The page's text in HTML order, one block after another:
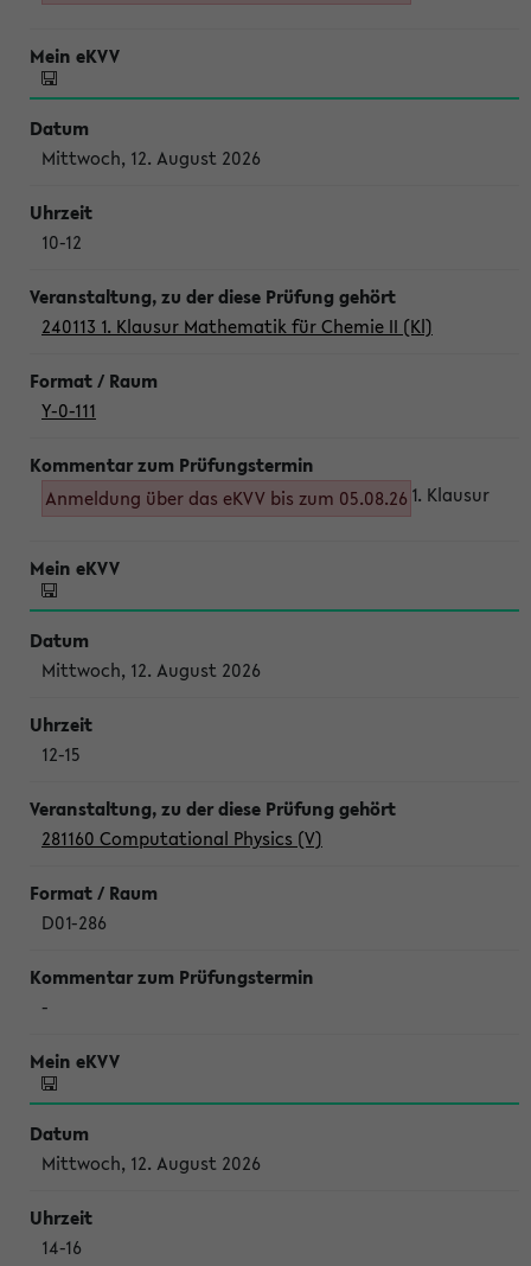
Mittwoch, 12. August 2026
10-12
240113 1. Klausur Mathematik für Chemie II (Kl)
Y-0-111
Anmeldung über das eKVV bis zum 05.08.26 1. Klausur
Mittwoch, 12. August 2026
12-15
281160 Computational Physics (V)
D01-286
-
Mittwoch, 12. August 2026
14-16